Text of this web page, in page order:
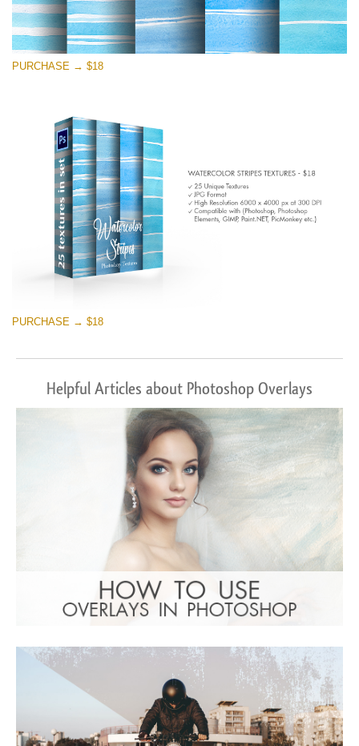
Large 6000*4000px
Darmowe Pobieranie
PURCHASE → $18
PURCHASE → $18
Helpful Articles about Photoshop Overlays